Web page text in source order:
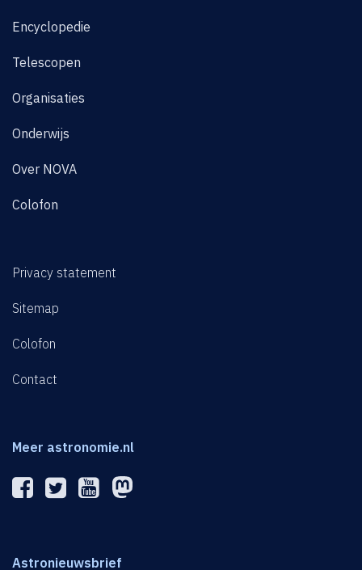
Encyclopedie
Telescopen
Organisaties
Onderwijs
Over NOVA
Colofon
Privacy statement
Sitemap
Colofon
Contact
Meer astronomie.nl
Astronieuwsbrief